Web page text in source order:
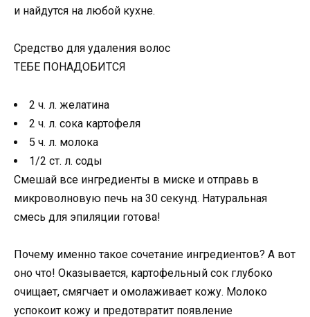
и найдутся на любой кухне.
Средство для удаления волос
ТЕБЕ ПОНАДОБИТСЯ
2 ч. л. желатина
2 ч. л. сока картофеля
5 ч. л. молока
1/2 ст. л. соды
Смешай все ингредиенты в миске и отправь в
микроволновую печь на 30 секунд. Натуральная
смесь для эпиляции готова!
Почему именно такое сочетание ингредиентов? А вот
оно что! Оказывается, картофельный сок глубоко
очищает, смягчает и омолаживает кожу. Молоко
успокоит кожу и предотвратит появление